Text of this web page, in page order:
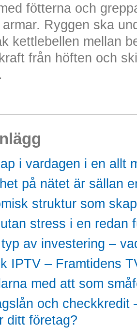
fötterna och
Ryggen ska
kettlebellen mellan
från höften och
i vardagen i en allt
på nätet är sällan
struktur som
stress i en redan
av investering –
IPTV – Framtidens
med att som
och checkkredit
ditt företag?